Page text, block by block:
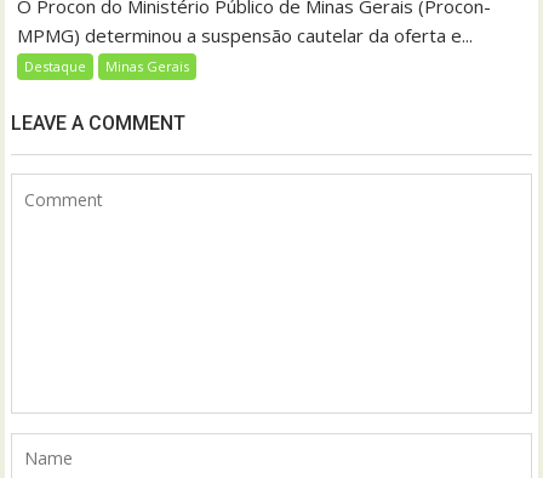
O Procon do Ministério Público de Minas Gerais (Procon-
MPMG) determinou a suspensão cautelar da oferta e...
Destaque Minas Gerais
LEAVE A COMMENT